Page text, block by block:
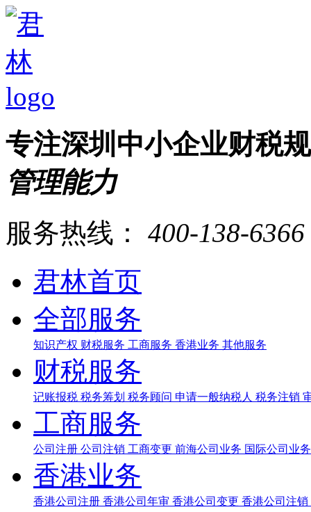
专注深圳中小企业财税
管理能力
服务热线： 400-138-6366
君林首页
全部服务
知识产权 财税服务 工商服务 香港业务 其他服务
财税服务
记账报税 税务筹划 税务顾问 申请一般纳税人 税务注销
工商服务
公司注册 公司注销 工商变更 前海公司业务 国际公司业
香港业务
香港公司注册 香港公司年审 香港公司变更 香港公司注销